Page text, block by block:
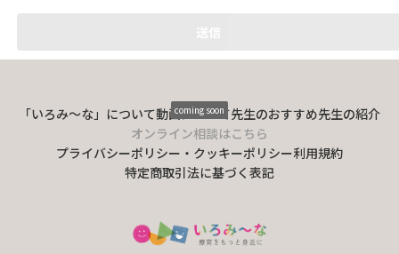
「いろみ〜な」について動画について先生のおすすめ先生の紹介
オンライン相談はこちら
coming soon
プライバシーポリシー・クッキーポリシー利用規約
特定商取引法に基づく表記